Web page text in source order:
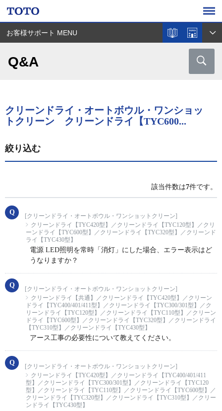
お客様サポート MENU
Q&A
クリーンドライ・オートボウル・ワンショッ
トクリーン クリーンドライ【TYC600...
絞り込む
該当件数は7件です。
[クリーンドライ・オートボウル・ワンショットクリーン]
クリーンドライ【TYC420型】／クリーンドライ【TYC120型】／クリ
ーンドライ【TYC600型】／クリーンドライ【TYC320型】／クリーンド
ライ【TYC430型】
電源 LED照明を常時「消灯」にした場合、エラー表示はど
うなりますか？
[クリーンドライ・オートボウル・ワンショットクリーン]
クリーンドライ【共通】／クリーンドライ【TYC420型】／クリーン
ドライ【TYC400/401/411型】／クリーンドライ【TYC300/301型】／ク
リーンドライ【TYC120型】／クリーンドライ【TYC110型】／クリーン
ドライ【TYC600型】／クリーンドライ【TYC320型】／クリーンドライ
【TYC310型】／クリーンドライ【TYC430型】
アース工事の必要性について教えてください。
[クリーンドライ・オートボウル・ワンショットクリーン]
クリーンドライ【TYC420型】／クリーンドライ【TYC400/401/411
型】／クリーンドライ【TYC300/301型】／クリーンドライ【TYC120
型】／クリーンドライ【TYC110型】／クリーンドライ【TYC600型】／
クリーンドライ【TYC320型】／クリーンドライ【TYC310型】／クリー
ンドライ【TYC430型】